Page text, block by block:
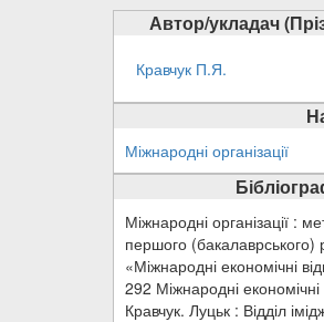
Автор/укладач
Кравчук П.Я.
Міжнародні організації
Міжнародні організації :
першого (бакалаврського)
«Міжнародні економічні
292 Міжнародні
Кравчук. Луцьк : Відділ